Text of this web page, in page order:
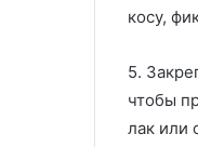
косу,
5.
чтобы
лак или